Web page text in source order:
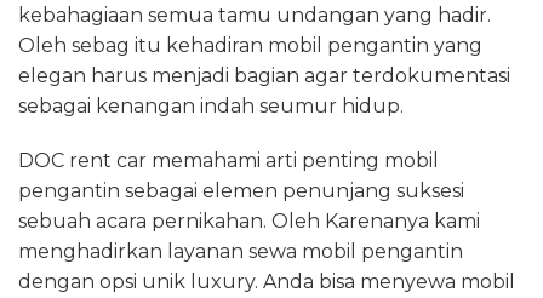
kebahagiaan semua tamu undangan yang hadir.
Oleh sebag itu kehadiran mobil pengantin yang
elegan harus menjadi bagian agar terdokumentasi
sebagai kenangan indah seumur hidup.
DOC rent car memahami arti penting mobil
pengantin sebagai elemen penunjang suksesi
sebuah acara pernikahan. Oleh Karenanya kami
menghadirkan layanan sewa mobil pengantin
dengan opsi unik luxury. Anda bisa menyewa mobil